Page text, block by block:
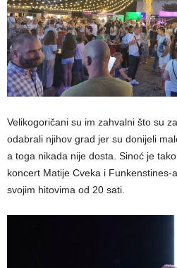
Velikogoričani su im zahvalni što su
odabrali njihov grad jer su donijeli
a toga nikada nije dosta. Sinoć je
koncert Matije Cveka i Funkenstines-
svojim hitovima od 20 sati.